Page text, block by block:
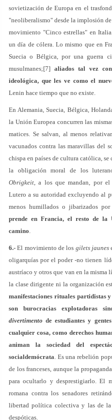
sovietización de Europa en el
"neoliberalismo" desde la implosión
movimiento "Cinco estrellas" en
un día de cólera. Lo mismo que en
Suecia o Bélgica, por una guerra
musulmanes;[7] aliados tal vez
ideológica, que les ve como el
Lenin hace tiempo que no existe.
En Alemania, Suecia, Bélgica,
la Unión Europea concurren las
matices. Se salvan, al menos
vacunados contra las maravillas del
chispa en países de cultura católica, se
la obligación moral de los
Obrigkeit, a los que mandan, por
Lutero a su autoridad excluyendo al
menos humillados o jibarizados
prende en Francia, el resto de la
camino.
6.- El movimiento de los gilets jaunes
oligarquías por el poder -no tienen
austríaco y otros que van en la misma
la clase dirigente ni la organización
manifestaciones rituales partidistas
son burocracias explotadoras
divertimento de estudiantes y
cualquier cosa, como derechos
animan la sociedad del
socialdemócrata. Es una rebelión
de los franceses, aunque la
para ocultarlo y desprestigiarlo. El
romana contra los senadores
libertad política colectiva y las de la
despóticas.